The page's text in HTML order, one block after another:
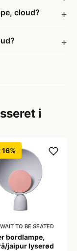
cloud?
i
16%
TO BE SEATED
bordlampe,
jaipur lyserød